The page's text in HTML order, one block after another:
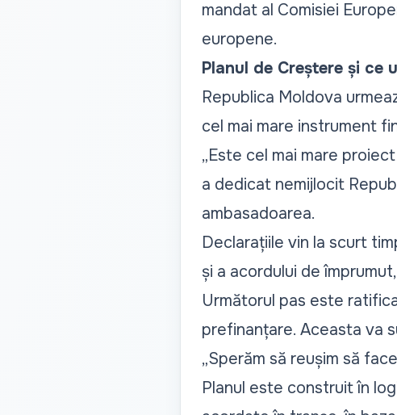
mandat al Comisiei
europene.
Planul de Creștere și ce
Republica Moldova
cel mai mare instrument
„Este cel mai mare
a dedicat nemijlocit
ambasadoarea.
Declarațiile vin la scurt
și a acordului de
Următorul pas este
prefinanțare. Aceasta va
„Sperăm să reușim să
Planul este construit în